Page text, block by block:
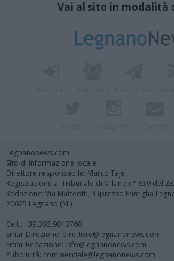
Vai al sito in modalità
Legnanonews.com
Sito di informazione locale
Direttore responsabile: Marco Tajè
Registrazione al Tribunale di Milano n° 639 del
Redazione: Via Matteotti, 3 (presso Famiglia
20025 Legnano (MI)
Cell.: +39.393.9013760
Email Direzione: direttore@legnanonews.com
Email Redazione: info@legnanonews.com
Pubblicità: commerciale@legnanonews.com